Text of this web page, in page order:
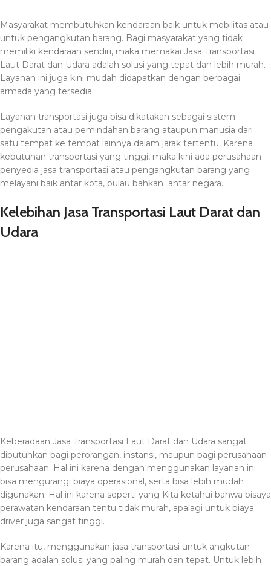
Masyarakat membutuhkan kendaraan baik untuk mobilitas atau
untuk pengangkutan barang. Bagi masyarakat yang tidak
memiliki kendaraan sendiri, maka memakai Jasa Transportasi
Laut Darat dan Udara adalah solusi yang tepat dan lebih murah.
Layanan ini juga kini mudah didapatkan dengan berbagai
armada yang tersedia.
Layanan transportasi juga bisa dikatakan sebagai sistem
pengakutan atau pemindahan barang ataupun manusia dari
satu tempat ke tempat lainnya dalam jarak tertentu. Karena
kebutuhan transportasi yang tinggi, maka kini ada perusahaan
penyedia jasa transportasi atau pengangkutan barang yang
melayani baik antar kota, pulau bahkan antar negara.
Kelebihan Jasa Transportasi Laut Darat dan
Udara
Keberadaan Jasa Transportasi Laut Darat dan Udara sangat
dibutuhkan bagi perorangan, instansi, maupun bagi perusahaan-
perusahaan. Hal ini karena dengan menggunakan layanan ini
bisa mengurangi biaya operasional, serta bisa lebih mudah
digunakan. Hal ini karena seperti yang Kita ketahui bahwa bisaya
perawatan kendaraan tentu tidak murah, apalagi untuk biaya
driver juga sangat tinggi.
Karena itu, menggunakan jasa transportasi untuk angkutan
barang adalah solusi yang paling murah dan tepat. Untuk lebih